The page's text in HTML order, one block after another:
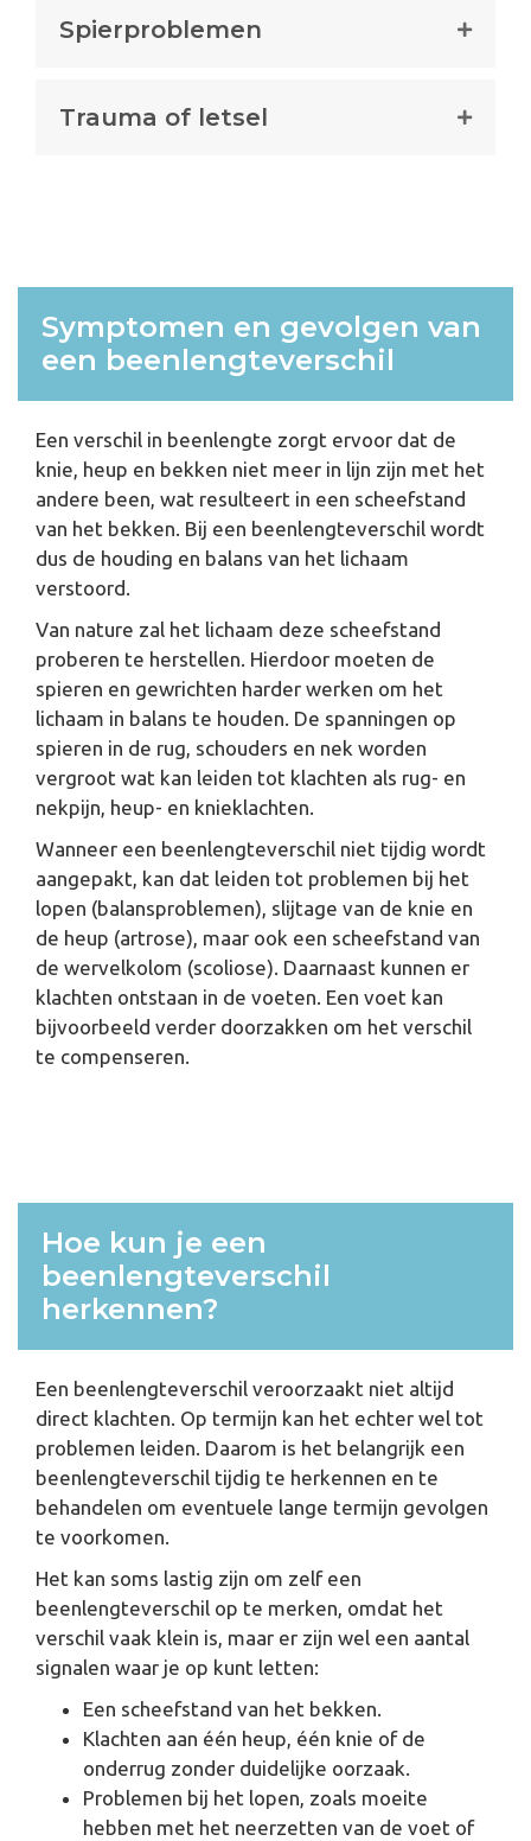
Spierproblemen
Trauma of letsel
Symptomen en gevolgen van
een beenlengteverschil
Een verschil in beenlengte zorgt ervoor dat de
knie, heup en bekken niet meer in lijn zijn met het
andere been, wat resulteert in een scheefstand
van het bekken. Bij een beenlengteverschil wordt
dus de houding en balans van het lichaam
verstoord.
Van nature zal het lichaam deze scheefstand
proberen te herstellen. Hierdoor moeten de
spieren en gewrichten harder werken om het
lichaam in balans te houden. De spanningen op
spieren in de rug, schouders en nek worden
vergroot wat kan leiden tot klachten als rug- en
nekpijn, heup- en knieklachten.
Wanneer een beenlengteverschil niet tijdig wordt
aangepakt, kan dat leiden tot problemen bij het
lopen (balansproblemen), slijtage van de knie en
de heup (artrose), maar ook een scheefstand van
de wervelkolom (scoliose). Daarnaast kunnen er
klachten ontstaan in de voeten. Een voet kan
bijvoorbeeld verder doorzakken om het verschil
te compenseren.
Hoe kun je een
beenlengteverschil
herkennen?
Een beenlengteverschil veroorzaakt niet altijd
direct klachten. Op termijn kan het echter wel tot
problemen leiden. Daarom is het belangrijk een
beenlengteverschil tijdig te herkennen en te
behandelen om eventuele lange termijn gevolgen
te voorkomen.
Het kan soms lastig zijn om zelf een
beenlengteverschil op te merken, omdat het
verschil vaak klein is, maar er zijn wel een aantal
signalen waar je op kunt letten:
Een scheefstand van het bekken.
Klachten aan één heup, één knie of de
onderrug zonder duidelijke oorzaak.
Problemen bij het lopen, zoals moeite
hebben met het neerzetten van de voet of